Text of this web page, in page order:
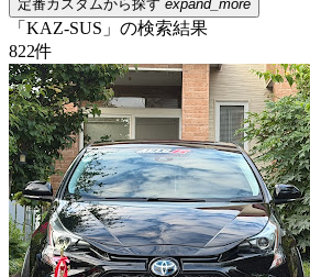
定番カスタムから探す expand_more
「KAZ-SUS」の検索結果
822件